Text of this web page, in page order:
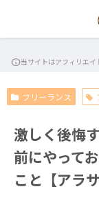
info当サイトはアフィリエ
フリーランス
激しく後悔
前にやって
こと【アラ